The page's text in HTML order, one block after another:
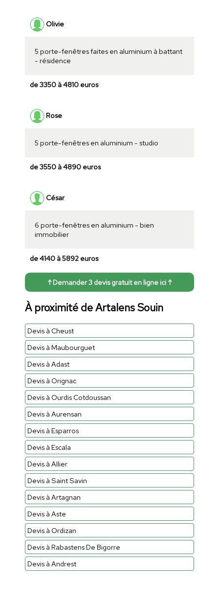
Olivie
5 porte-fenêtres faites en aluminium à battant
- résidence
de 3350 à 4810 euros
Rose
5 porte-fenêtres en aluminium - studio
de 3550 à 4890 euros
César
6 porte-fenêtres en aluminium - bien
immobilier
de 4140 à 5892 euros
↑ Demander 3 devis gratuit en ligne ici ↑
À proximité de Artalens Souin
Devis à Cheust
Devis à Maubourguet
Devis à Adast
Devis à Orignac
Devis à Ourdis Cotdoussan
Devis à Aurensan
Devis à Esparros
Devis à Escala
Devis à Allier
Devis à Saint Savin
Devis à Artagnan
Devis à Aste
Devis à Ordizan
Devis à Rabastens De Bigorre
Devis à Andrest